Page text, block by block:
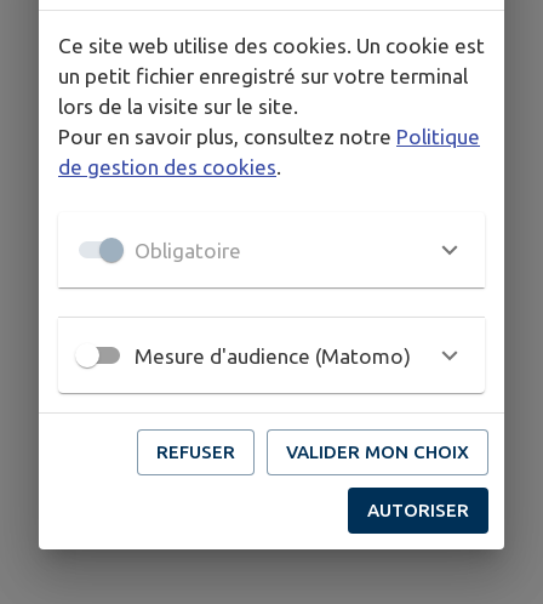
Ce site web utilise des cookies. Un cookie est
un petit fichier enregistré sur votre terminal
lors de la visite sur le site.
Pour en savoir plus, consultez notre Politique
de gestion des cookies.
Obligatoire
Mesure d'audience (Matomo)
REFUSER VALIDER MON CHOIX
AUTORISER